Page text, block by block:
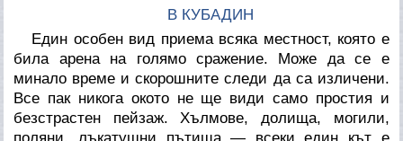
В КУБАДИН
Един особен вид приема всяка местност, която е
била арена на голямо сражение. Може да се е
минало време и скорошните следи да са изличени.
Все пак никога окото не ще види само простия и
безстрастен пейзаж. Хълмове, долища, могили,